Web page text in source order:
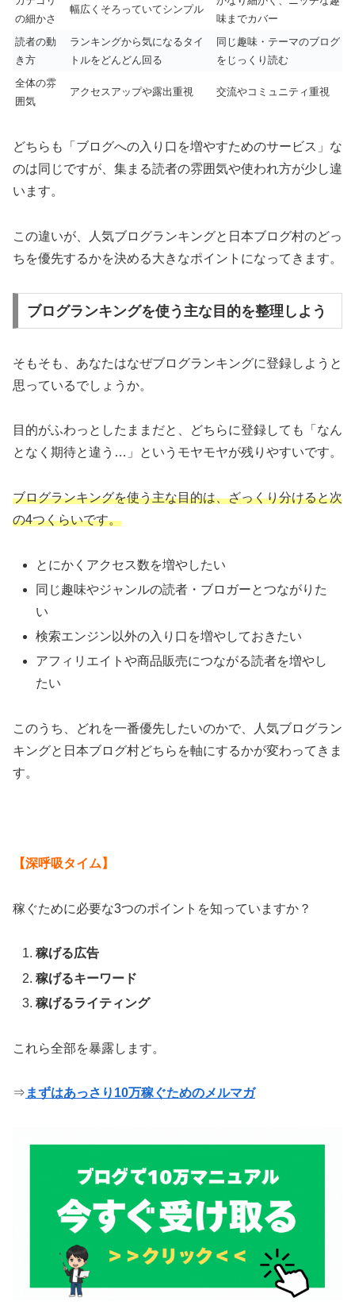
の細かさ
幅広くそろっていてシンプル
味までカバー
読者の動
き方
ランキングから気になるタイ
トルをどんどん回る
同じ趣味・テーマのブログ
をじっくり読む
全体の雰
囲気
アクセスアップや露出重視 交流やコミュニティ重視
どちらも「ブログへの入り口を増やすためのサービス」な
のは同じですが、集まる読者の雰囲気や使われ方が少し違
います。
この違いが、人気ブログランキングと日本ブログ村のどっ
ちを優先するかを決める大きなポイントになってきます。
ブログランキングを使う主な目的を整理しよう
そもそも、あなたはなぜブログランキングに登録しようと
思っているでしょうか。
目的がふわっとしたままだと、どちらに登録しても「なん
となく期待と違う…」というモヤモヤが残りやすいです。
ブログランキングを使う主な目的は、ざっくり分けると次
の4つくらいです。
とにかくアクセス数を増やしたい
同じ趣味やジャンルの読者・ブロガーとつながりた
い
検索エンジン以外の入り口を増やしておきたい
アフィリエイトや商品販売につながる読者を増やし
たい
このうち、どれを一番優先したいのかで、人気ブログラン
キングと日本ブログ村どちらを軸にするかが変わってきま
す。
【深呼吸タイム】
稼ぐために必要な3つのポイントを知っていますか？
稼げる広告
稼げるキーワード
稼げるライティング
これら全部を暴露します。
⇒ まずはあっさり10万稼ぐためのメルマガ